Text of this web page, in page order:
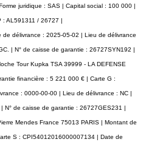
juridique : SAS | Capital social : 100 000 |
: AL591311 / 26727 |
délivrance : 2025-05-02 | Lieu de délivrance
| N° de caisse de garantie : 26727SYN192 |
Tour Kupka TSA 39999 - LA DEFENSE
financière : 5 221 000 € | Carte G :
: 0000-00-00 | Lieu de délivrance : NC |
N° de caisse de garantie : 26727GES231 |
Mendes France 75013 PARIS | Montant de
S : CPI54012016000007134 | Date de